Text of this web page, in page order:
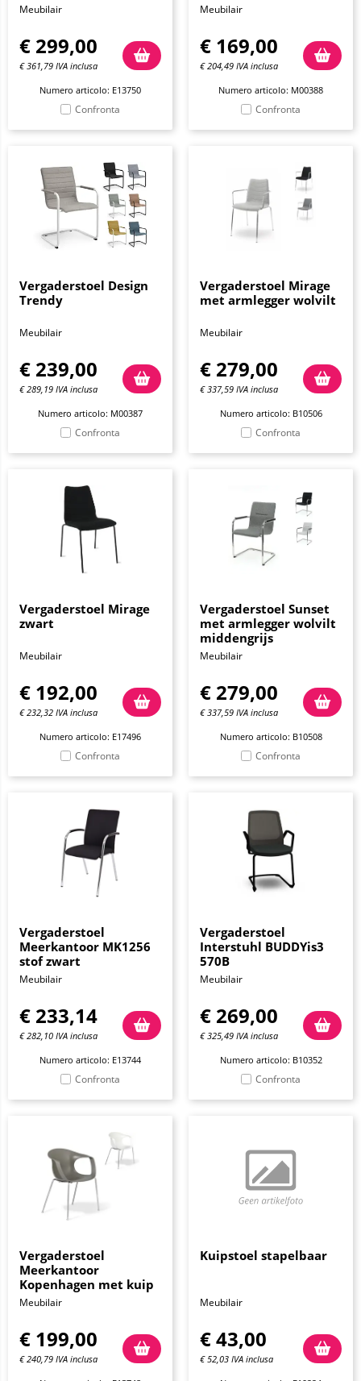
Meubilair
€ 299,00
€361,79 IVA inclusa
Numero articolo: E13750
Confronta
Meubilair
€ 169,00
€204,49 IVA inclusa
Numero articolo: M00388
Confronta
Vergaderstoel Design
Trendy
Meubilair
€ 239,00
€289,19 IVA inclusa
Numero articolo: M00387
Confronta
Vergaderstoel Mirage
met armlegger wolvilt
Meubilair
€ 279,00
€337,59 IVA inclusa
Numero articolo: B10506
Confronta
Vergaderstoel Mirage
zwart
Meubilair
€ 192,00
€232,32 IVA inclusa
Numero articolo: E17496
Confronta
Vergaderstoel Sunset
met armlegger wolvilt
middengrijs
Meubilair
€ 279,00
€337,59 IVA inclusa
Numero articolo: B10508
Confronta
Vergaderstoel
Meerkantoor MK1256
stof zwart
Meubilair
€ 233,14
€282,10 IVA inclusa
Numero articolo: E13744
Confronta
Vergaderstoel
Interstuhl BUDDYis3
570B
Meubilair
€ 269,00
€325,49 IVA inclusa
Numero articolo: B10352
Confronta
Vergaderstoel
Meerkantoor
Kopenhagen met kuip
Meubilair
€ 199,00
€240,79 IVA inclusa
Kuipstoel stapelbaar
Meubilair
€43,00
€52,03 IVA inclusa